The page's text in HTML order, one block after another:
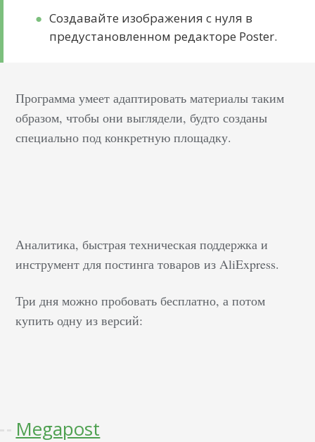
Создавайте изображения с нуля в
предустановленном редакторе Poster.
Программа умеет адаптировать материалы таким
образом, чтобы они выглядели, будто созданы
специально под конкретную площадку.
Аналитика, быстрая техническая поддержка и
инструмент для постинга товаров из AliExpress.
Три дня можно пробовать бесплатно, а потом
купить одну из версий:
Megapost